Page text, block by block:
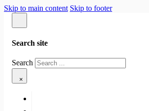
Skip to main content Skip to footer
Search site
Search
×